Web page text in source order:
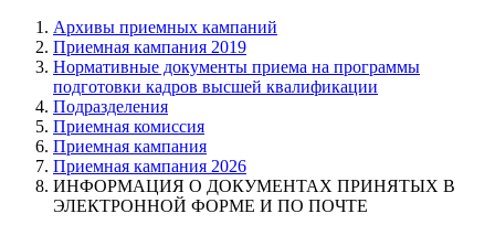
Архивы приемных кампаний
Приемная кампания 2019
Нормативные документы приема на программы
подготовки кадров высшей квалификации
Подразделения
Приемная комиссия
Приемная кампания
Приемная кампания 2026
ИНФОРМАЦИЯ О ДОКУМЕНТАХ ПРИНЯТЫХ В
ЭЛЕКТРОННОЙ ФОРМЕ И ПО ПОЧТЕ